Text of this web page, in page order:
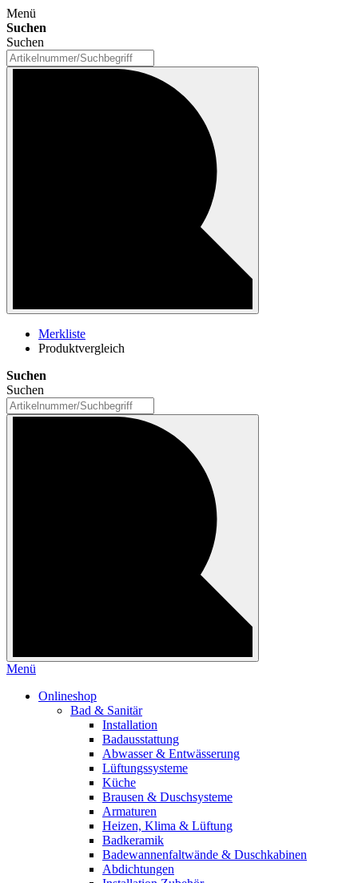
Menü
Suchen
Suchen
Merkliste
Produktvergleich
Suchen
Suchen
Menü
Onlineshop
Bad & Sanitär
Installation
Badausstattung
Abwasser & Entwässerung
Lüftungssysteme
Küche
Brausen & Duschsysteme
Armaturen
Heizen, Klima & Lüftung
Badkeramik
Badewannenfaltwände & Duschkabinen
Abdichtungen